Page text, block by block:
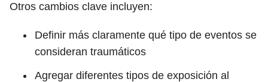
Otros cambios clave incluyen:
Definir más claramente qué tipo de eventos se
consideran traumáticos
Agregar diferentes tipos de exposición al